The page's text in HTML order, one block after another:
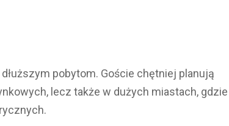
pobytom. Goście chętniej planują
lecz także w dużych miastach, gdzie